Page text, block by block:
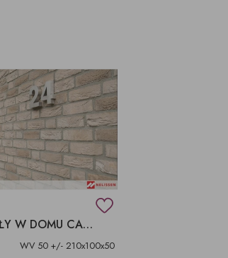
SZARE CEGŁY W DOMU CAP GRIS NEZ
WV 50 +/- 210x100x50